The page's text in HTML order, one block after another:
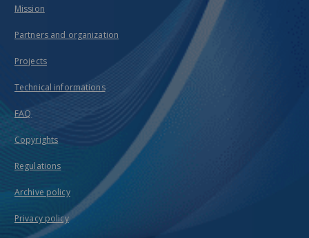
Mission
Partners and organization
Projects
Technical informations
FAQ
Copyrights
Regulations
Archive policy
Privacy policy